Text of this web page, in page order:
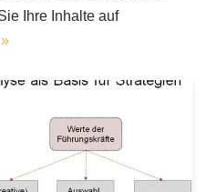
Ihre Inhalte auf